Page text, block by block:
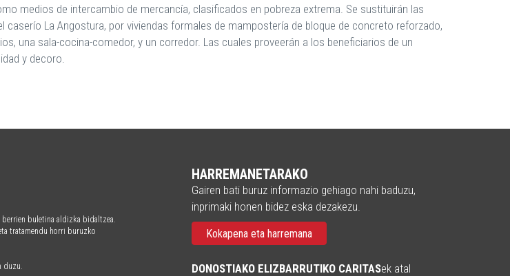
medios de intercambio de mercancía, clasificados en pobreza extrema. Se sustituirán las
caserío La Angostura, por viviendas formales de mampostería de bloque de concreto reforzado,
una sala-cocina-comedor, y un corredor. Las cuales proveerán a los beneficiarios de un
y decoro.
berrien buletina aldizka bidaltzea.
tratamendu horri buruzko
duzu.
HARREMANETARAKO
Gairen bati buruz informazio gehiago nahi baduzu,
inprimaki honen bidez eska dezakezu.
Kokapena eta harremana
DONOSTIAKO ELIZBARRUTIKO CARITASek atal